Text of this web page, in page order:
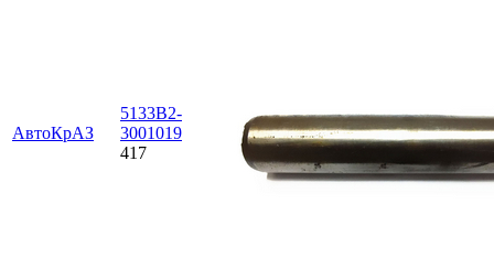
АвтоКрАЗ
5133В2-
3001019
417